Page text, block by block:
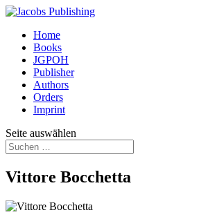
Home
Books
JGPOH
Publisher
Authors
Orders
Imprint
Seite auswählen
Vittore Bocchetta